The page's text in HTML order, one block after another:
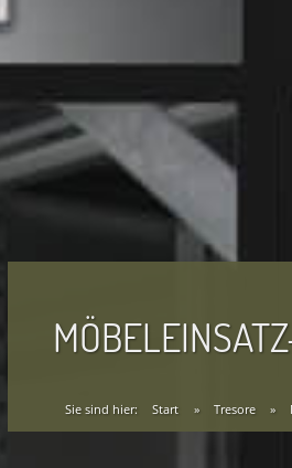
Sie sind hier: Start » Tresore »